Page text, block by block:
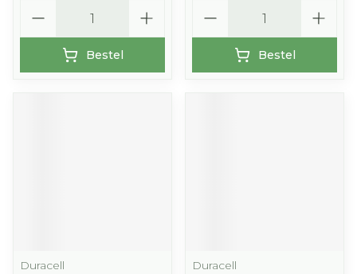
Bestel Bestel
Duracell
Duracell